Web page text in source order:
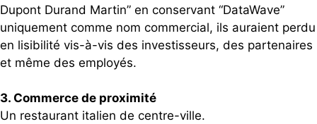
Dupont Durand Martin” en conservant “DataWave”
uniquement comme nom commercial, ils auraient perdu
en lisibilité vis-à-vis des investisseurs, des partenaires
et même des employés.
3. Commerce de proximité
Un restaurant italien de centre-ville.